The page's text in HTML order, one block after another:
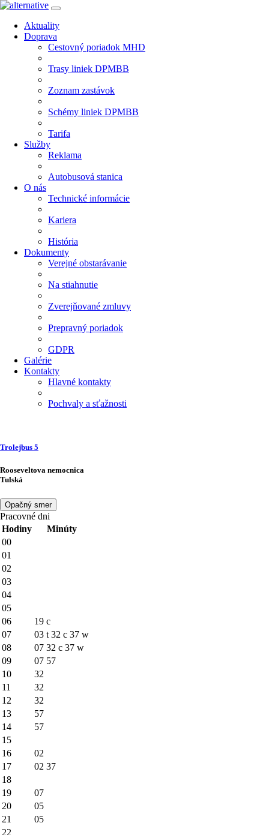
Aktuality
Doprava
Cestovný poriadok MHD
Trasy liniek DPMBB
Zoznam zastávok
Schémy liniek DPMBB
Tarifa
Služby
Reklama
Autobusová stanica
O nás
Technické informácie
Kariera
História
Dokumenty
Verejné obstarávanie
Na stiahnutie
Zverejňované zmluvy
Prepravný poriadok
GDPR
Galérie
Kontakty
Hlavné kontakty
Pochvaly a sťažnosti
Trolejbus 5
Rooseveltova nemocnica
Tulská
Opačný smer
Pracovné dni
Hodiny
Minúty
00
01
02
03
04
05
06
19 c
07
03 t 32 c 37 w
08
07 32 c 37 w
09
07 57
10
32
11
32
12
32
13
57
14
57
15
16
02
17
02 37
18
19
07
20
05
21
05
22